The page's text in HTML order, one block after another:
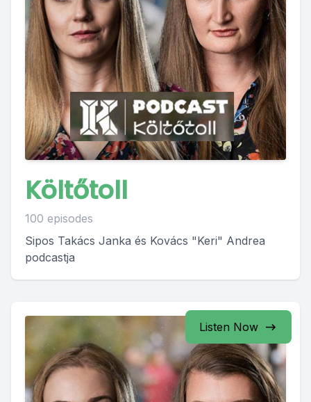
Költőtoll
100 episodes
Sipos Takács Janka és Kovács "Keri" Andrea
podcastja
Listen Now